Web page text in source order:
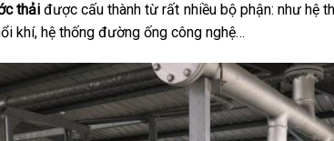
thảiđược cấu thành từ rất nhiều bộ phận: như hệ
khí, hệ thống đường ống công nghệ…